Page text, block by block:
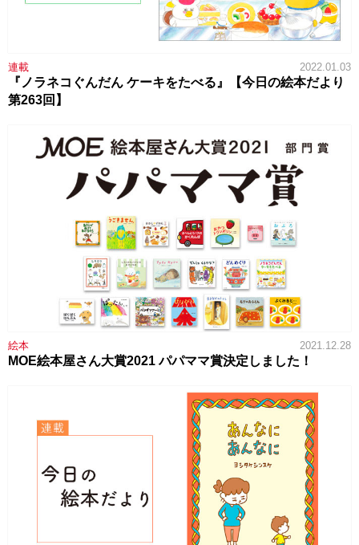
連載 2022.01.03
『ノラネコぐんだん ケーキをたべる』【今日の絵本だより
第263回】
絵本 2021.12.28
MOE絵本屋さん大賞2021 パパママ賞決定しました！